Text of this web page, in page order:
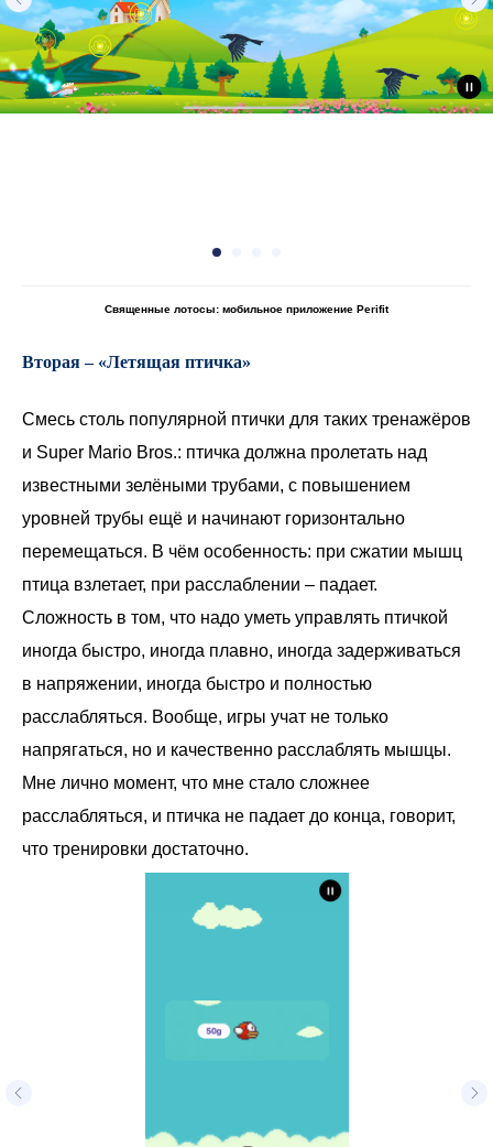
Священные лотосы: мобильное приложение Perifit
Вторая – «Летящая птичка»
Смесь столь популярной птички для таких тренажёров
и Super Mario Bros.: птичка должна пролетать над
известными зелёными трубами, с повышением
уровней трубы ещё и начинают горизонтально
перемещаться. В чём особенность: при сжатии мышц
птица взлетает, при расслаблении – падает.
Сложность в том, что надо уметь управлять птичкой
иногда быстро, иногда плавно, иногда задерживаться
в напряжении, иногда быстро и полностью
расслабляться. Вообще, игры учат не только
напрягаться, но и качественно расслаблять мышцы.
Мне лично момент, что мне стало сложнее
расслабляться, и птичка не падает до конца, говорит,
что тренировки достаточно.